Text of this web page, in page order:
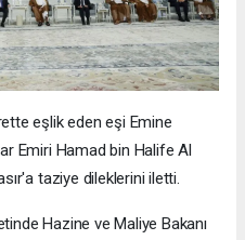
eşlik eden eşi Emine
Emiri Hamad bin Halife Al
taziye dileklerini iletti.
Hazine ve Maliye Bakanı